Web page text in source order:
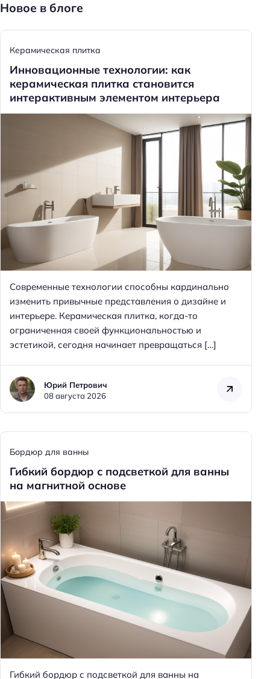
Новое в блоге
Керамическая плитка
Инновационные технологии: как
керамическая плитка становится
интерактивным элементом интерьера
Современные технологии способны кардинально
изменить привычные представления о дизайне и
интерьере. Керамическая плитка, когда-то
ограниченная своей функциональностью и
эстетикой, сегодня начинает превращаться […]
Юрий Петрович
08 августа 2026
Бордюр для ванны
Гибкий бордюр с подсветкой для ванны
на магнитной основе
Гибкий бордюр с подсветкой для ванны на